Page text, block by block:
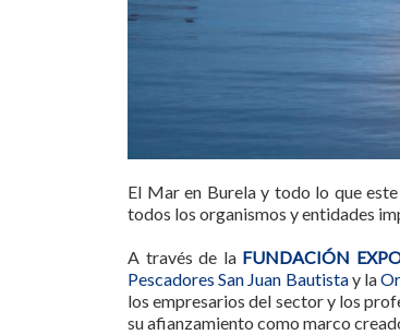
El Mar en Burela y todo lo que
todos los organismos y entidades
A través de la FUNDACIÓN
Pescadores San Juan Bautistay la
los empresarios del sector y los
su afianzamiento como marco